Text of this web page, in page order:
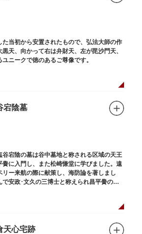
当初から安置されたもので、弘法大師の作
天、向かって右は弁財天、左が毘沙門天、
ニークで徳のあるご尊像です。
宕陰墓
宕陰の墓は谷中墓地と称される区域の天王
に入門し、また松崎慊堂に学びました。遠
ー来航の際に献策し、海防論を著しまし
安政･文久の三博士と称えられ昌平黌の教
3年 （1867）に没しました。
天心宅跡